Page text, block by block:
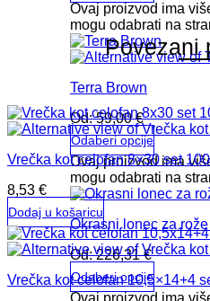
Ovaj proizvod ima
mogu odabrati na
Terra Brown
Od:59,00€
Odaberi opcije
Ovaj proizvod ima
mogu odabrati na
Okrasni lonec za
Od:226,31€
Odaberi opcije
Ovaj proizvod ima
Povezani
Vrečka kot celofan 8×30 set 100
8,53 €
Dodaj u košaricu
Vrečka kot celofan 10,5×14+4